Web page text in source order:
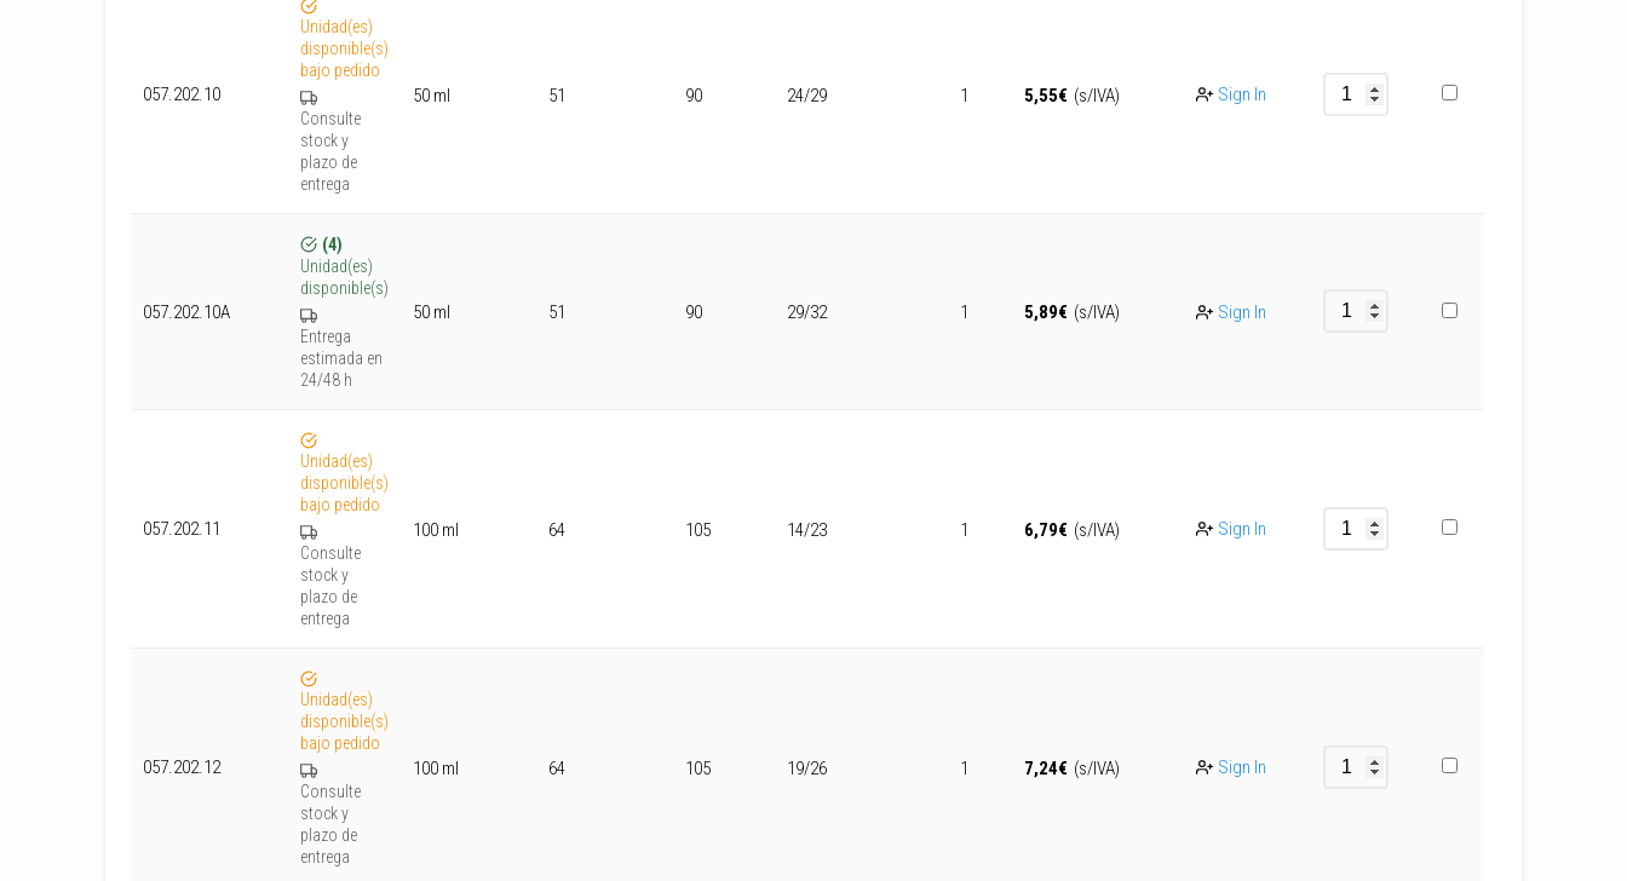
057.202.10
Unidad(es)
disponible(s)
bajo pedido
Consulte
stock y
plazo de
entrega
50 ml 51 90 24/29 1 5,55€ (s/IVA) Sign In
057.202.10A
(4)
Unidad(es)
disponible(s)
Entrega
estimada en
24/48 h
50 ml 51 90 29/32 1 5,89€ (s/IVA) Sign In
057.202.11
Unidad(es)
disponible(s)
bajo pedido
Consulte
stock y
plazo de
entrega
100 ml 64 105 14/23 1 6,79€ (s/IVA) Sign In
057.202.12
Unidad(es)
disponible(s)
bajo pedido
Consulte
stock y
plazo de
entrega
100 ml 64 105 19/26 1 7,24€ (s/IVA) Sign In